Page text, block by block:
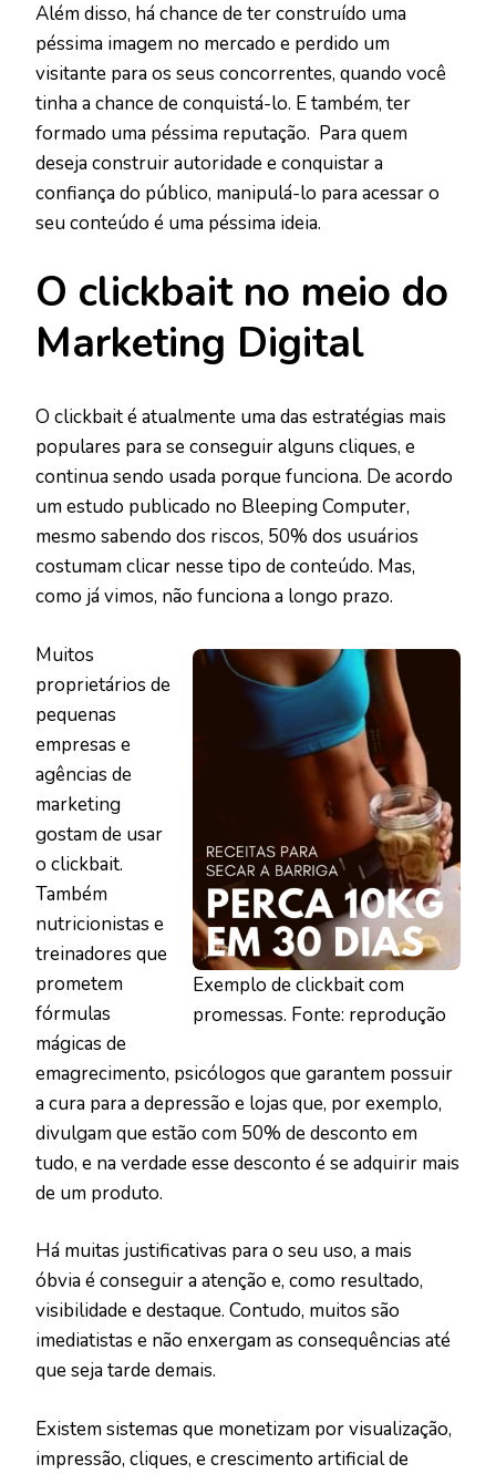
Além disso, há chance de ter construído uma
péssima imagem no mercado e perdido um
visitante para os seus concorrentes, quando você
tinha a chance de conquistá-lo. E também, ter
formado uma péssima reputação. Para quem
deseja construir autoridade e conquistar a
confiança do público, manipulá-lo para acessar o
seu conteúdo é uma péssima ideia.
O clickbait no meio do
Marketing Digital
O clickbait é atualmente uma das estratégias mais
populares para se conseguir alguns cliques, e
continua sendo usada porque funciona. De acordo
um estudo publicado no Bleeping Computer,
mesmo sabendo dos riscos, 50% dos usuários
costumam clicar nesse tipo de conteúdo. Mas,
como já vimos, não funciona a longo prazo.
Exemplo de clickbait com
promessas. Fonte: reprodução
Muitos
proprietários de
pequenas
empresas e
agências de
marketing
gostam de usar
o clickbait.
Também
nutricionistas e
treinadores que
prometem
fórmulas
mágicas de
emagrecimento, psicólogos que garantem possuir
a cura para a depressão e lojas que, por exemplo,
divulgam que estão com 50% de desconto em
tudo, e na verdade esse desconto é se adquirir mais
de um produto.
Há muitas justificativas para o seu uso, a mais
óbvia é conseguir a atenção e, como resultado,
visibilidade e destaque. Contudo, muitos são
imediatistas e não enxergam as consequências até
que seja tarde demais.
Existem sistemas que monetizam por visualização,
impressão, cliques, e crescimento artificial de